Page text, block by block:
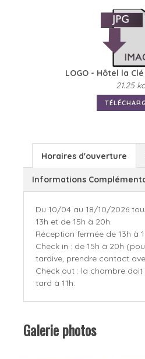
LOGO - Hôtel la
21.25 ko
Horaires d'ouverture
Informations
Du 10/04 au 18/10/2026
13h et de 15h à 20h.
Réception fermée de 13h à
Check in : de 15h à 20h
tardive, prendre contact
Check out : la chambre
tard à 11h.
Galerie photos